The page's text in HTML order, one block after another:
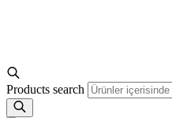
Products search